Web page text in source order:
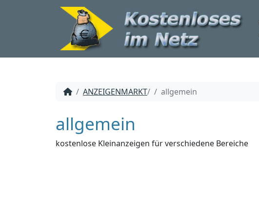
ANZEIGENMARKT/ allgemein
allgemein
kostenlose Kleinanzeigen für verschiedene Bereiche